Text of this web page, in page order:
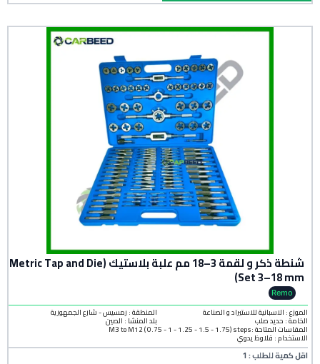
شنطة ذكر و لقمة 3–18 مم علبة بلاستيك (Metric Tap and Die
Set 3–18 mm)
Remo
الموزع : الاسبانية للاستيراد و الصناعة
الخامة : حديد صلب
المنطقة : رمسيس - شارع الجمهورية
بلد المنشأ : الصين
المقاسات المتاحة :M3 to M12 ( 0.75 - 1 - 1.25 - 1.5 - 1.75) steps
الاستخدام : قلاوظ يدوي
اقل كمية للطلب : 1